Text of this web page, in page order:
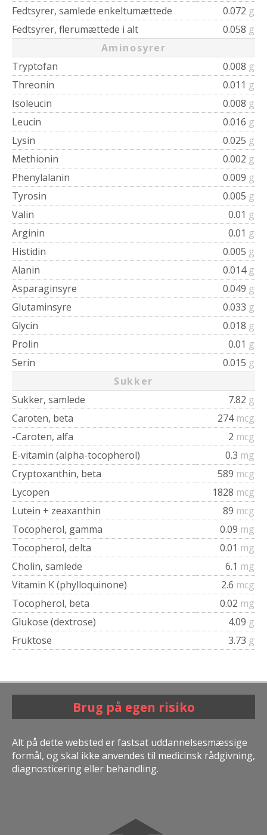
Fedtsyrer, samlede enkeltumættede
0.072 g
Fedtsyrer, flerumættede i alt
0.058 g
Aminosyrer
Tryptofan
0.008 g
Threonin
0.011 g
Isoleucin
0.008 g
Leucin
0.016 g
Lysin
0.025 g
Methionin
0.002 g
Phenylalanin
0.009 g
Tyrosin
0.005 g
Valin
0.01 g
Arginin
0.01 g
Histidin
0.005 g
Alanin
0.014 g
Asparaginsyre
0.049 g
Glutaminsyre
0.033 g
Glycin
0.018 g
Prolin
0.01 g
Serin
0.015 g
Sukker
Sukker, samlede
7.82 g
Caroten, beta
274 mcg
-Caroten, alfa
2 mcg
E-vitamin (alpha-tocopherol)
0.3 mg
Cryptoxanthin, beta
589 mcg
Lycopen
1828 mcg
Lutein + zeaxanthin
89 mcg
Tocopherol, gamma
0.09 mg
Tocopherol, delta
0.01 mg
Cholin, samlede
6.1 mg
Vitamin K (phylloquinone)
2.6 mcg
Tocopherol, beta
0.02 mg
Glukose (dextrose)
4.09 g
Fruktose
3.73 g
Brug på egen risiko
Alt på dette websted er fastsat uddannelsesmæssige
formål, og skal ikke anvendes til medicinsk rådgivning,
diagnosticering eller behandling.